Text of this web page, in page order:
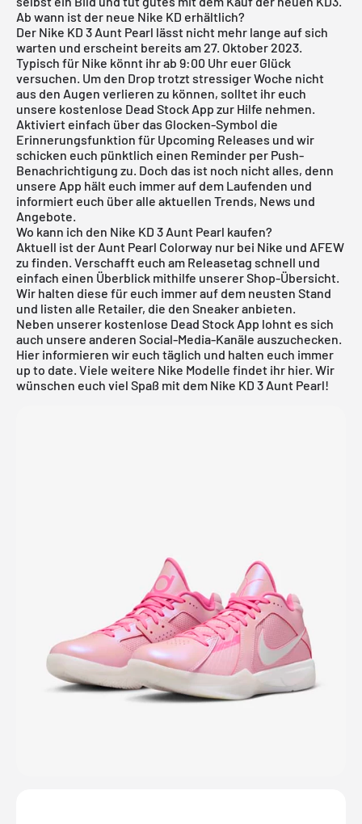
Ab wann ist der neue Nike KD erhältlich?
Der Nike KD 3 Aunt Pearl lässt nicht mehr lange auf sich
warten und erscheint bereits am 27. Oktober 2023.
Typisch für Nike könnt ihr ab 9:00 Uhr euer Glück
versuchen. Um den Drop trotzt stressiger Woche nicht
aus den Augen verlieren zu können, solltet ihr euch
unsere kostenlose Dead Stock App zur Hilfe nehmen.
Aktiviert einfach über das Glocken-Symbol die
Erinnerungsfunktion für Upcoming Releases und wir
schicken euch pünktlich einen Reminder per Push-
Benachrichtigung zu. Doch das ist noch nicht alles, denn
unsere App hält euch immer auf dem Laufenden und
informiert euch über alle aktuellen Trends, News und
Angebote.
Wo kann ich den Nike KD 3 Aunt Pearl kaufen?
Aktuell ist der Aunt Pearl Colorway nur bei Nike und AFEW
zu finden. Verschafft euch am Releasetag schnell und
einfach einen Überblick mithilfe unserer Shop-Übersicht.
Wir halten diese für euch immer auf dem neusten Stand
und listen alle Retailer, die den Sneaker anbieten.
Neben unserer kostenlose Dead Stock App lohnt es sich
auch unsere anderen Social-Media-Kanäle auszuchecken.
Hier informieren wir euch täglich und halten euch immer
up to date. Viele weitere Nike Modelle findet ihr hier. Wir
wünschen euch viel Spaß mit dem Nike KD 3 Aunt Pearl!